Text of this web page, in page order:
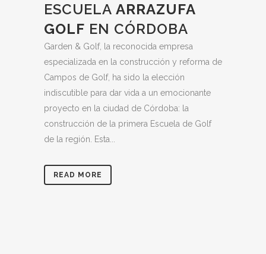
ESCUELA ARRAZUFA
GOLF EN CÓRDOBA
Garden & Golf, la reconocida empresa
especializada en la construcción y reforma de
Campos de Golf, ha sido la elección
indiscutible para dar vida a un emocionante
proyecto en la ciudad de Córdoba: la
construcción de la primera Escuela de Golf
de la región. Esta...
READ MORE